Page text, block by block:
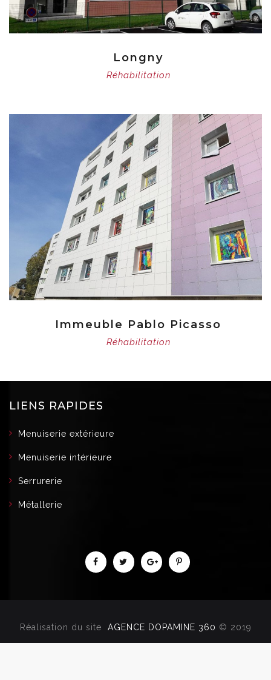
Longny
Réhabilitation
Immeuble Pablo Picasso
Réhabilitation
LIENS RAPIDES
Menuiserie extérieure
Menuiserie intérieure
Serrurerie
Métallerie
Réalisation du site AGENCE DOPAMINE 360 © 2019